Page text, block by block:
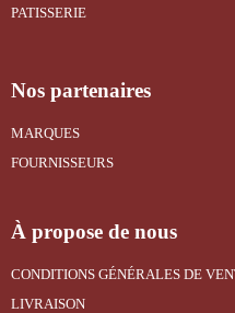
PATISSERIE
Nos partenaires
MARQUES
FOURNISSEURS
À propose de nous
CONDITIONS GÉNÉRALES DE
LIVRAISON